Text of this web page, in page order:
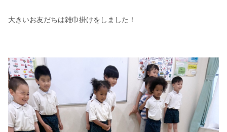
大きいお友だちは雑巾掛けをしました！